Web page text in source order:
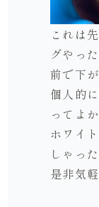
これは
グやっ
前で下
個人的
ってよ
ホワイ
しゃっ
是非気